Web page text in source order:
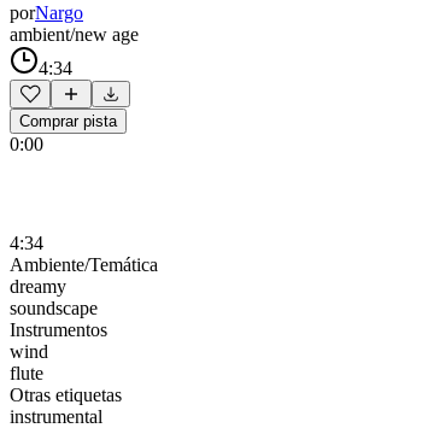
porNargo
ambient/new age
4:34
Comprar pista
0:00
4:34
Ambiente/Temática
dreamy
soundscape
Instrumentos
wind
flute
Otras etiquetas
instrumental